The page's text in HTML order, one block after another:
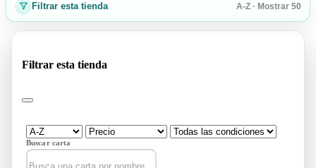
Filtrar esta tienda A-Z · Mostrar 50
Filtrar esta tienda
Buscar carta